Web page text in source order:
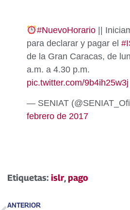
#NuevoHorario||
para declarar y pagar el
de la Gran Caracas, de
a.m. a 4.30 p.m.
pic.twitter.com/9b4ih25w3j
— SENIAT
febrero de 2017
Etiquetas: islr,pago
ANTERIOR